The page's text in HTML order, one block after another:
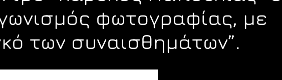
φωτογραφίας, με
των συναισθημάτων”.